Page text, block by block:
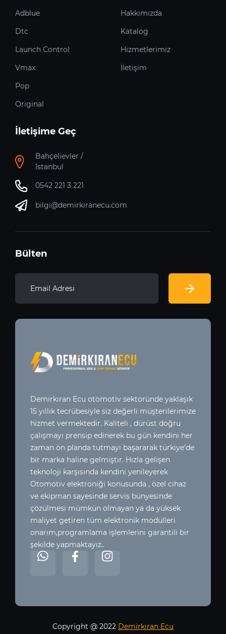
Adblue
Dtc
Launch Control
Vmax
Pop
Original
Hakkımızda
Katalog
Hizmetlerimiz
İletişim
İletişime Geç
Bahçelievler /
İstanbul
0542 221 3 221
bilgi@demirkiranecu.com
Bülten
Demirkıran Ecu otomotiv sektoründe yaklaşık
15 yıllık tecrübesiyle siz değerli müşterilerimize
hizmet vermektedir. Kaliteli , dürüst doğru
çalışmayı prensip edinerek bu gün kendini her
zaman ön planda tutmayı başararak türkiye’de
bir marka haline gelmiştir. Hızla gelişen
teknoloji karşısında kendini yenileyerek
Otomotiv elektroniği konusunda , özel cihaz
ve ekipman sayesinde servis bünyesinde
çözülmesi mümkün olmayan ya da yüksek
maliyet getiren tüm elektronik modülleri
onarım,programlama işlemlerini garantili bir
şekilde yapmaktayız..
Copyright @ 2022 Demirkıran Ecu